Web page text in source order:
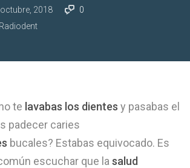
2018
0
te lavabas los dientes y pasabas el
padecer caries
bucales? Estabas equivocado. Es
escuchar que la salud